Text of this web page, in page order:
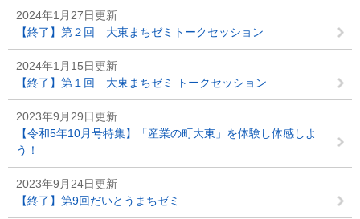
2024年1月27日更新
【終了】第２回 大東まちゼミトークセッション
2024年1月15日更新
【終了】第１回 大東まちゼミ トークセッション
2023年9月29日更新
【令和5年10月号特集】「産業の町大東」を体験し体感しよ
う！
2023年9月24日更新
【終了】第9回だいとうまちゼミ